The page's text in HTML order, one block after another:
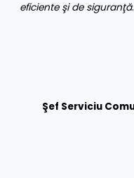
eficiente şi de siguranţă.
Şef Serviciu